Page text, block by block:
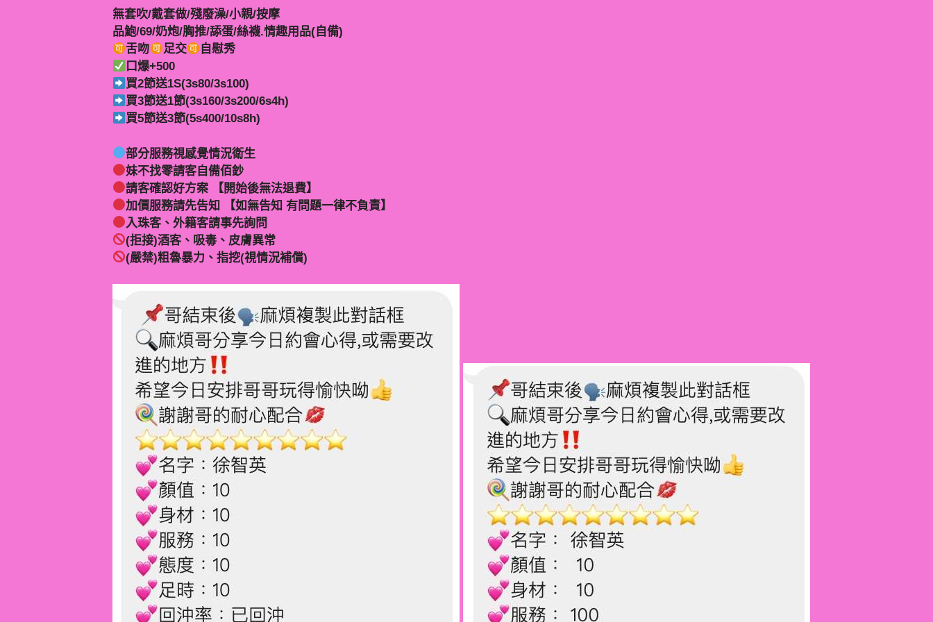
無套吹/戴套做/殘廢澡/小親/按摩
品鮑/69/奶炮/胸推/舔蛋/絲襪.情趣用品(自備)
舌吻
足交
自慰秀
口爆+500
買2節送1S(3s80/3s100)
買3節送1節(3s160/3s200/6s4h)
買5節送3節(5s400/10s8h)
部分服務視感覺情況衛生
妹不找零請客自備佰鈔
請客確認好方案 【開始後無法退費】
加價服務請先告知 【如無告知 有問題一律不負責】
入珠客、外籍客請事先詢問
(拒接)酒客、吸毒、皮膚異常
(嚴禁)粗魯暴力、指挖(視情況補償)